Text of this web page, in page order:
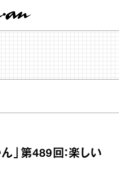
」第489回：楽しい